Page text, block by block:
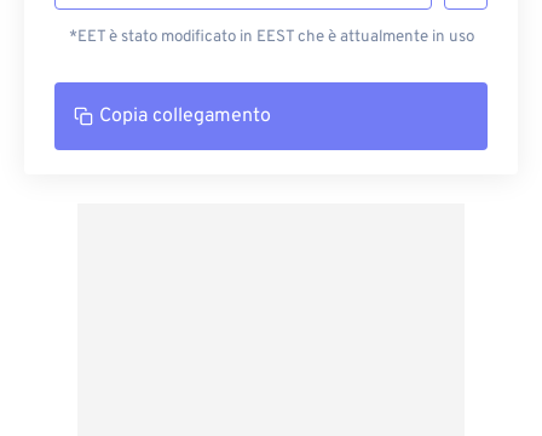
*EET è stato modificato in EEST che è attualmente in uso
Copia collegamento